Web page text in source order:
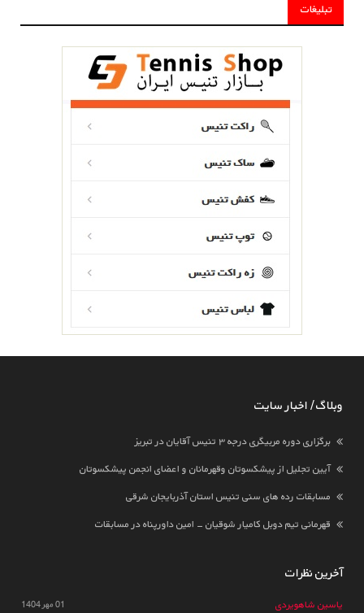
تبلیغات
وبلاگ / اخبار سایت
برگزاری دوره مربیگری درجه ۳ تنیس آقایان در تبریز
آیین تجلیل از پیشکسوتان وقهرمانان و اعضای انجمن پیشکسوتان
مسابقات رده های سنی تنیس استان آذربایجان شرقی
قهرمانی تیم دوبل کامیار شوقیان - امین داورپناه در مسابقات
آخرین نظرات
یاسین شاهویردی 01 مهر 1404